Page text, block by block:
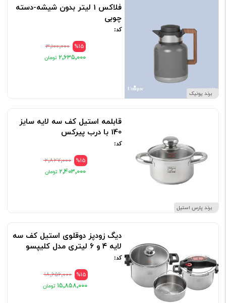
برند یونیک
فلاکس 1 لیتر بدون شیشه-دسته
چوبی
کد:
%15 ۳٬۱۰۰٬۰۰۰
۲٬۶۳۵٬۰۰۰
برند پارس استیل
قابلمه استیل کف سه لایه سایز
140 با درب پیرکس
کد:
%15 ۲٬۸۲۷٬۰۰۰
۲٬۴۰۳٬۰۰۰
دیگ زودپز دوقلوی استیل کف سه
لایه ۴ و ۶ لیتری مدل کلیپسو
کد:
%15 ۱۸٬۶۵۶٬۰۰۰
۱۵٬۸۵۸٬۰۰۰